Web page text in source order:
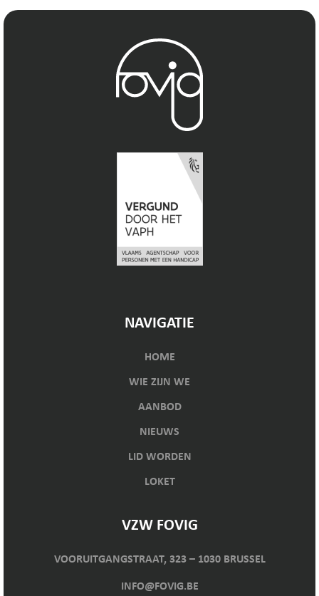
NAVIGATIE
HOME
WIE ZIJN WE
AANBOD
NIEUWS
LID WORDEN
LOKET
VZW FOVIG
VOORUITGANGSTRAAT, 323 – 1030 BRUSSEL
INFO@FOVIG.BE